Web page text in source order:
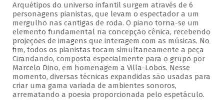
Arquétipos do universo infantil surgem através de 6
personagens pianistas, que levam o espectador a um
mergulho nas cantigas de roda. O piano torna-se um
elemento fundamental na concepção cênica, recebendo
projeções de imagens que interagem com as músicas. No
fim, todos os pianistas tocam simultaneamente a peça
Cirandando, composta especialmente para o grupo por
Marcelo Dino, em homenagem a Villa-Lobos. Nesse
momento, diversas técnicas expandidas são usadas para
criar uma gama variada de ambientes sonoros,
arrematando a poesia proporcionada pelo espetáculo.